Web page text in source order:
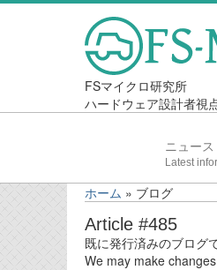
FSマイクロ研究所
ハードウェア設計者視
ニュース
ホーム » ブログ
Article #485
既に発行済みのブログ
We may make